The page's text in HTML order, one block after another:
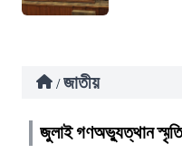
/ জাতীয়
জুলাই গণঅভ্যুত্থান স্মৃতি